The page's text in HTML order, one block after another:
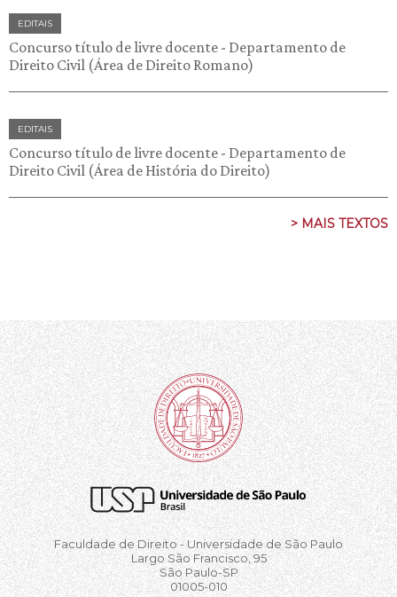
EDITAIS
Concurso título de livre docente - Departamento de
Direito Civil (Área de Direito Romano)
EDITAIS
Concurso título de livre docente - Departamento de
Direito Civil (Área de História do Direito)
> MAIS TEXTOS
Faculdade de Direito - Universidade de São Paulo
Largo São Francisco, 95
São Paulo-SP
01005-010